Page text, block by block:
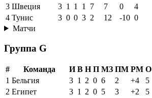
3 Швеция 3 1 1 1 7 7 0
4
4 Тунис 3 0 0 3 2 12 -10 0
Матчи
Группа G
# Команда И В Н П МЗ ПМ РМ О
1 Бельгия 3 1 2 0 6 2 +4
5
2 Египет 3 1 2 0 5 3 +2
5